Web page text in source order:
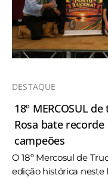
DESTAQUE
18º MERCOSUL
Rosa bate
campeões
O 18º Mercosul de
edição histórica neste